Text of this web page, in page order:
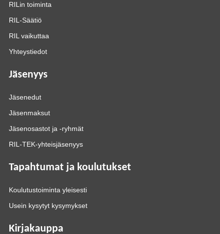
RILin toiminta
RIL-Säätiö
RIL vaikuttaa
Yhteystiedot
Jäsenyys
Jäsenedut
Jäsenmaksut
Jäsenosastot ja -ryhmät
RIL-TEK-yhteisjäsenyys
Tapahtumat ja koulutukset
Koulutustoiminta yleisesti
Usein kysytyt kysymykset
Kirjakauppa